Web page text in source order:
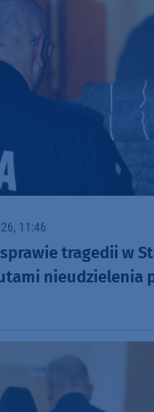
11:46
tragedii w
nieudzielenia